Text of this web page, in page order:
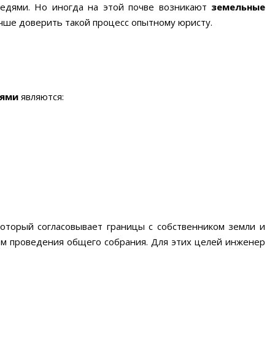
Но иногда на этой почве возникают земельные
доверить такой процесс опытному юристу.
являются:
согласовывает границы с собственником земли и
проведения общего собрания. Для этих целей инженер